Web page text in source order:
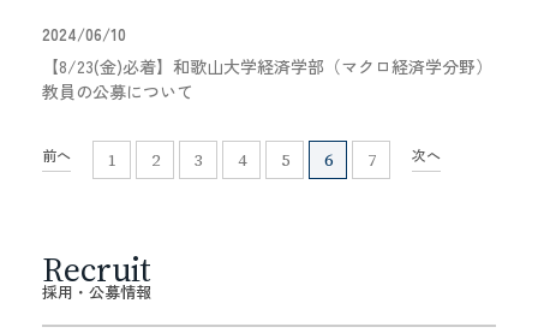
2024/06/10
【8/23(金)必着】和歌山大学経済学部（マクロ経済学分野）
教員の公募について
前へ 1 2 3 4 5 6 7 次へ
Recruit
採用・公募情報